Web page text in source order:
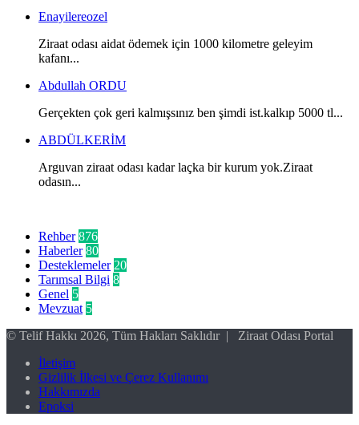
Enayilereozel
Ziraat odası aidat ödemek için 1000 kilometre geleyim
kafanı...
Abdullah ORDU
Gerçekten çok geri kalmışsınız ben şimdi ist.kalkıp 5000 tl...
ABDÜLKERİM
Arguvan ziraat odası kadar laçka bir kurum yok.Ziraat
odasın...
Rehber 876
Haberler 80
Desteklemeler 20
Tarımsal Bilgi 8
Genel 5
Mevzuat 5
© Telif Hakkı 2026, Tüm Hakları Saklıdır | Ziraat Odası Portal
İletişim
Gizlilik İlkesi ve Çerez Kullanımı
Hakkımızda
Epoksi